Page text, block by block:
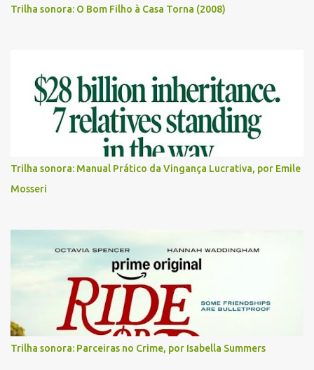
Trilha sonora: O Bom Filho à Casa Torna (2008)
Trilha sonora: Manual Prático da Vingança Lucrativa, por Emile
Mosseri
Trilha sonora: Parceiras no Crime, por Isabella Summers